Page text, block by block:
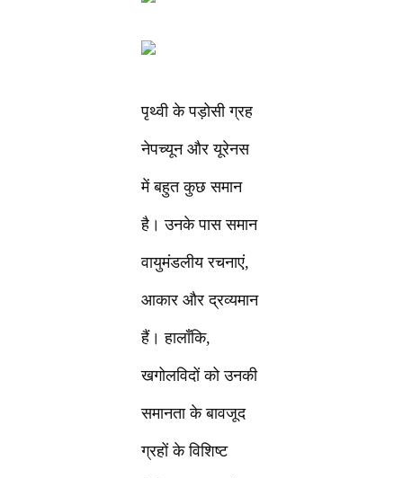
पृथ्वी के पड़ोसी ग्रह
नेपच्यून और यूरेनस
में बहुत कुछ समान
है। उनके पास समान
वायुमंडलीय रचनाएं,
आकार और द्रव्यमान
हैं। हालाँकि,
खगोलविदों को उनकी
समानता के बावजूद
ग्रहों के विशिष्ट